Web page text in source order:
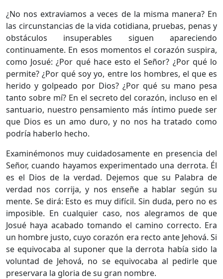
¿No nos extraviamos a veces de la misma manera? En
las circunstancias de la vida cotidiana, pruebas, penas y
obstáculos insuperables siguen apareciendo
continuamente. En esos momentos el corazón suspira,
como Josué: ¿Por qué hace esto el Señor? ¿Por qué lo
permite? ¿Por qué soy yo, entre los hombres, el que es
herido y golpeado por Dios? ¿Por qué su mano pesa
tanto sobre mí? En el secreto del corazón, incluso en el
santuario, nuestro pensamiento más íntimo puede ser
que Dios es un amo duro, y no nos ha tratado como
podría haberlo hecho.
Examinémonos muy cuidadosamente en presencia del
Señor, cuando hayamos experimentado una derrota. Él
es el Dios de la verdad. Dejemos que su Palabra de
verdad nos corrija, y nos enseñe a hablar según su
mente. Se dirá: Esto es muy difícil. Sin duda, pero no es
imposible. En cualquier caso, nos alegramos de que
Josué haya acabado tomando el camino correcto. Era
un hombre justo, cuyo corazón era recto ante Jehová. Si
se equivocaba al suponer que la derrota había sido la
voluntad de Jehová, no se equivocaba al pedirle que
preservara la gloria de su gran nombre.